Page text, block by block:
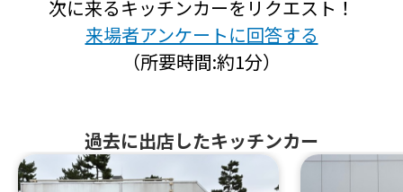
次に来るキッチンカーをリクエスト！
来場者アンケートに回答する
（所要時間:約1分）
過去に出店したキッチンカー